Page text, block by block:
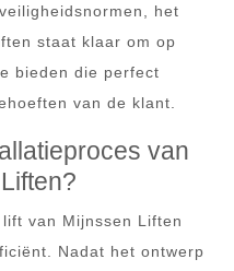
het
staat klaar om op
bieden die perfect
van de klant.
van
van Mijnssen Liften
Nadat het ontwerp